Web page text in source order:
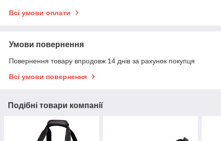
Всі умови оплати
Умови повернення
Повернення товару впродовж 14 днів за рахунок покупця
Всі умови повернення
Подібні товари компанії